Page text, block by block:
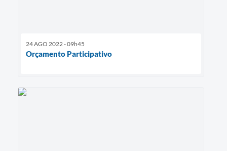
24 AGO 2022 - 09h45
Orçamento Participativo